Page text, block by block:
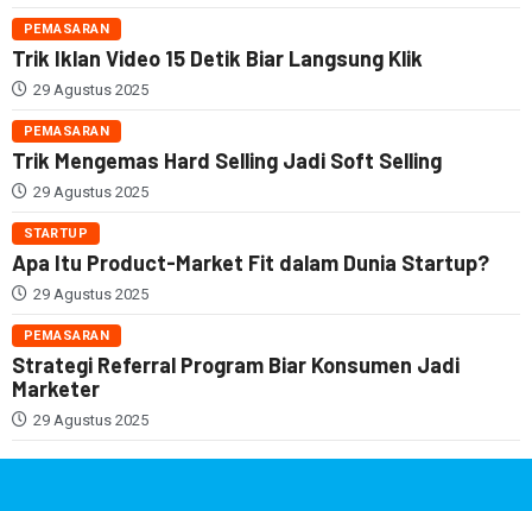
PEMASARAN
Trik Iklan Video 15 Detik Biar Langsung Klik
29 Agustus 2025
PEMASARAN
Trik Mengemas Hard Selling Jadi Soft Selling
29 Agustus 2025
STARTUP
Apa Itu Product-Market Fit dalam Dunia Startup?
29 Agustus 2025
PEMASARAN
Strategi Referral Program Biar Konsumen Jadi
Marketer
29 Agustus 2025